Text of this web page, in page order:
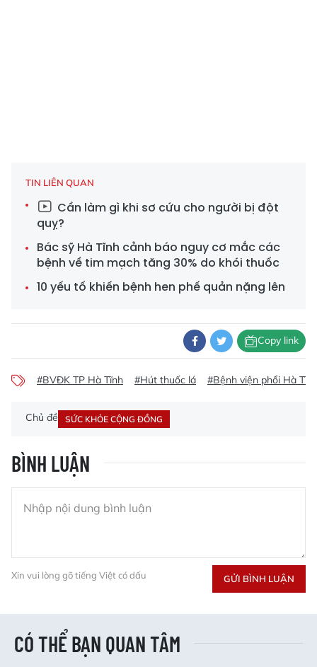
TIN LIÊN QUAN
Cần làm gì khi sơ cứu cho người bị đột
quỵ?
Bác sỹ Hà Tĩnh cảnh báo nguy cơ mắc các
bệnh về tim mạch tăng 30% do khói thuốc
10 yếu tố khiến bệnh hen phế quản nặng lên
Copy link
#BVĐK TP Hà Tĩnh #Hút thuốc lá #Bệnh viện phổi Hà
Chủ đề SỨC KHỎE CỘNG ĐỒNG
BÌNH LUẬN
Xin vui lòng gõ tiếng Việt có dấu GỬI BÌNH LUẬN
CÓ THỂ BẠN QUAN TÂM